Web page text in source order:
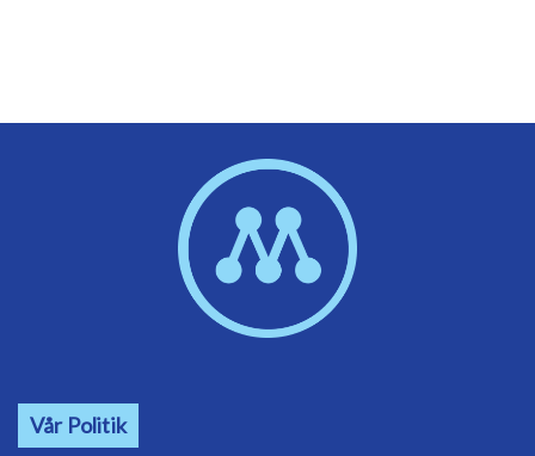
Vår Politik